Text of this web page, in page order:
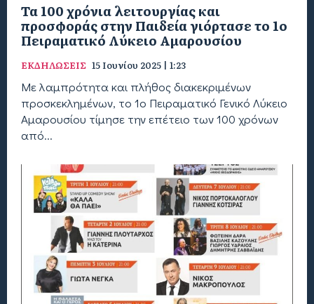
Τα 100 χρόνια λειτουργίας και
προσφοράς στην Παιδεία γιόρτασε το 1ο
Πειραματικό Λύκειο Αμαρουσίου
ΕΚΔΗΛΩΣΕΙΣ 15 Ιουνίου 2025 | 1:23
Με λαμπρότητα και πλήθος διακεκριμένων
προσκεκλημένων, το 1ο Πειραματικό Γενικό Λύκειο
Αμαρουσίου τίμησε την επέτειο των 100 χρόνων
από...